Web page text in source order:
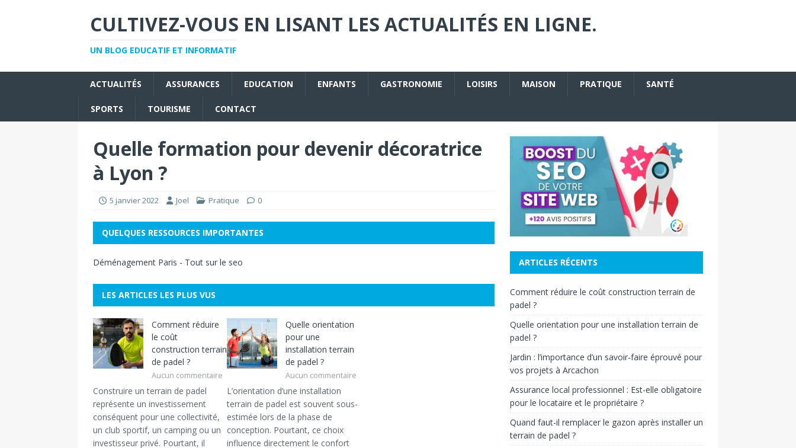
CULTIVEZ-VOUS EN LISANT LES ACTUALITÉS EN LIGNE.
UN BLOG EDUCATIF ET INFORMATIF
ACTUALITÉS ASSURANCES EDUCATION ENFANTS GASTRONOMIE LOISIRS MAISON PRATIQUE SANTÉ
SPORTS TOURISME CONTACT
Quelle formation pour devenir décoratrice
à Lyon ?
5 janvier 2022 Joel Pratique 0
QUELQUES RESSOURCES IMPORTANTES
Déménagement Paris - Tout sur le seo
LES ARTICLES LES PLUS VUS
Comment réduire
le coût
construction terrain
de padel ?
Aucun commentaire
Construire un terrain de padel
représente un investissement
conséquent pour une collectivité,
un club sportif, un camping ou un
investisseur privé. Pourtant, il
Quelle orientation
pour une
installation terrain
de padel ?
Aucun commentaire
L’orientation d’une installation
terrain de padel est souvent sous-
estimée lors de la phase de
conception. Pourtant, ce choix
influence directement le confort
ARTICLES RÉCENTS
Comment réduire le coût construction terrain de
padel ?
Quelle orientation pour une installation terrain de
padel ?
Jardin : l’importance d’un savoir-faire éprouvé pour
vos projets à Arcachon
Assurance local professionnel : Est-elle obligatoire
pour le locataire et le propriétaire ?
Quand faut-il remplacer le gazon après installer un
terrain de padel ?